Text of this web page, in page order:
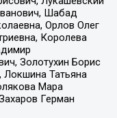
Шабад
Орлов Олег
Королева
Золотухин Борис
Локшина Татьяна
Мара
Герман